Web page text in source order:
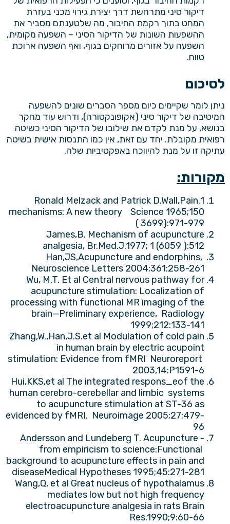
דיקור סיני מתרחשת דרך יצירת גירוי מכני בעזרת
המחט בתוך רקמת החיבור, מה שלטענתם מסביר את
ההשפעות השונות של הדיקור הסיני – השפעה מקומית,
השפעה על אזורים מרוחקים בגוף, ואף השפעה ארוכת
טווח.
לסיכום
ניתן לומר שקיימים כיום מספר הסברים שונים להשפעה
המיטיבה של דיקור סיני (אקופונקטורה), ודרוש עוד מחקר
בנושא, על מנת לקדם את שילובו של הדיקור הסיני כשיטה
רפואית מקובלת. יחד עם זאת, אין כמו התנסות אישית בשיטה
עתיקה זו על מנת להיווכח באפקטיביות שלה.
מקורות:
1.Ronald Melzack and Patrick D.Wall,Pain
mechanisms: A new theory Science 1965;150
( 3699):971-979
James,B. Mechanism of acupuncture
analgesia, Br.Med.J.1977; 1 (6059 ):512
Han,JS,Acupuncture and endorphins,
Neuroscience Letters 2004;361:258-261
Wu, M.T. Et al Central nervous pathway for
acupuncture stimulation: Localization of
processing with functional MR imaging of the
brain—Preliminary experience, Radiology
1999;212:133-141
Zhang,W.,Han,J.S.et al Modulation of cold pain
in human brain by electric acupoint
stimulation: Evidence from fMRI Neuroreport
2003,14:P1591-6
Hui,KKS,et al The integrated respons_eof the
human cerebro-cerebellar and limbic systems
to acupuncture stimulation at ST-36 as
evidenced by fMRI. Neuroimage 2005;27:479-
96
Andersson and Lundeberg T. Acupuncture -
from empiricism to science:Functional
background to acupuncture effects in pain and
diseaseMedical Hypotheses 1995;45:271-281
Wang,Q, et al Great nucleus of hypothalamus
mediates low but not high frequency
electroacupuncture analgesia in rats Brain
Res.1990;9:60-66